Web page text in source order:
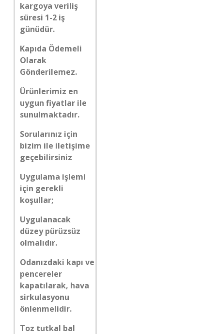
kargoya veriliş
süresi 1-2 iş
günüdür.
Kapıda Ödemeli
Olarak
Gönderilemez.
Ürünlerimiz en
uygun fiyatlar ile
sunulmaktadır.
Sorularınız için
bizim ile iletişime
geçebilirsiniz
Uygulama işlemi
için gerekli
koşullar;
Uygulanacak
düzey pürüzsüz
olmalıdır.
Odanızdaki kapı ve
pencereler
kapatılarak, hava
sirkulasyonu
önlenmelidir.
Toz tutkal bal